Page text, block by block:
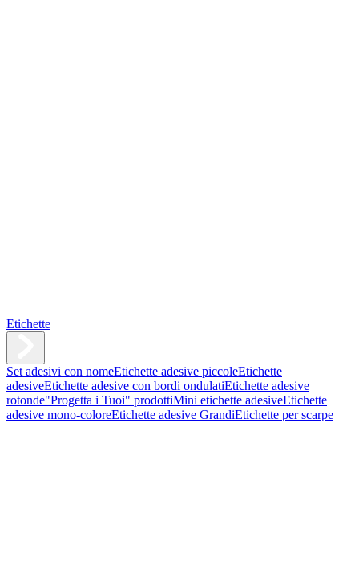
Etichette
Set adesivi con nomeEtichette adesive piccoleEtichette
adesiveEtichette adesive con bordi ondulatiEtichette adesive
rotonde"Progetta i Tuoi" prodottiMini etichette adesiveEtichette
adesive mono-coloreEtichette adesive GrandiEtichette per scarpe